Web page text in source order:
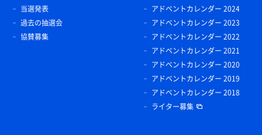
当選発表
過去の抽選会
協賛募集
アドベントカレンダー 2024
アドベントカレンダー 2023
アドベントカレンダー 2022
アドベントカレンダー 2021
アドベントカレンダー 2020
アドベントカレンダー 2019
アドベントカレンダー 2018
ライター募集